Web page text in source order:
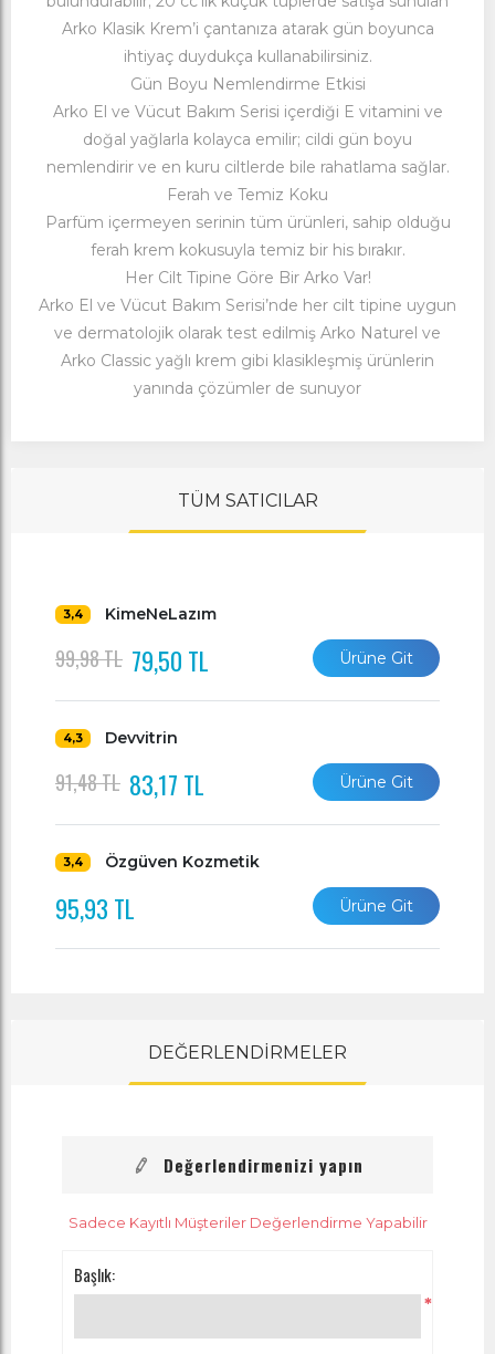
Arko Klasik Krem’i çantanıza atarak gün boyunca
ihtiyaç duydukça kullanabilirsiniz.
Gün Boyu Nemlendirme Etkisi
Arko El ve Vücut Bakım Serisi içerdiği E vitamini ve
doğal yağlarla kolayca emilir; cildi gün boyu
nemlendirir ve en kuru ciltlerde bile rahatlama sağlar.
Ferah ve Temiz Koku
Parfüm içermeyen serinin tüm ürünleri, sahip olduğu
ferah krem kokusuyla temiz bir his bırakır.
Her Cilt Tipine Göre Bir Arko Var!
Arko El ve Vücut Bakım Serisi’nde her cilt tipine uygun
ve dermatolojik olarak test edilmiş Arko Naturel ve
Arko Classic yağlı krem gibi klasikleşmiş ürünlerin
yanında çözümler de sunuyor
TÜM SATICILAR
3,4 KimeNeLazım
99,98 TL 79,50 TL Ürüne Git
4,3 Devvitrin
91,48 TL 83,17 TL Ürüne Git
3,4 Özgüven Kozmetik
95,93 TL Ürüne Git
DEĞERLENDİRMELER
Değerlendirmenizi yapın
Sadece Kayıtlı Müşteriler Değerlendirme Yapabilir
Başlık:
*